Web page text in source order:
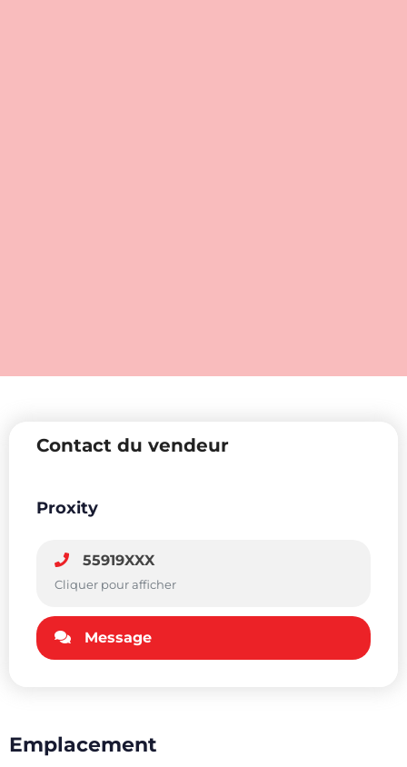
Contact du vendeur
Proxity
55919XXX
Cliquer pour afficher
Message
Emplacement